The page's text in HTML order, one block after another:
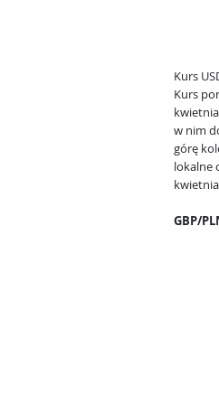
Kurs
Kurs
w nim
górę
lokalne
GBP/